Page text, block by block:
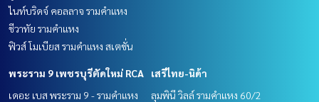
ไนท์บริดจ์ คอลลาจ รามคำแหง
ชีวาทัย รามคำแหง
ฟิวส์ โมเบียส รามคำแหง สเตชั่น
พระราม 9 เพชรบุรีตัดใหม่ RCA
เดอะ เบส พระราม 9 - รามคำแหง
เสรีไทย-นิด้า
ลุมพินี วิลล์ รามคำแหง 60/2